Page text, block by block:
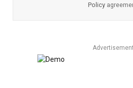
Policy
Advertisement